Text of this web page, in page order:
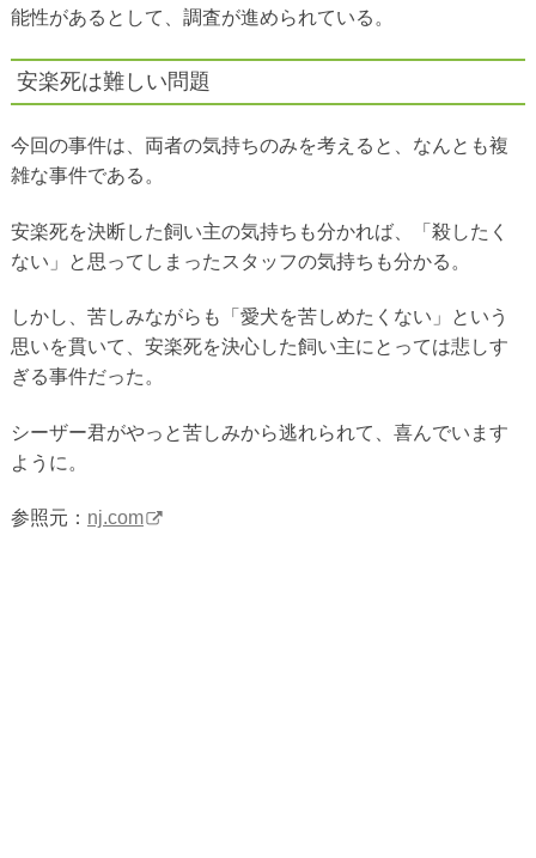
能性があるとして、調査が進められている。
安楽死は難しい問題
今回の事件は、両者の気持ちのみを考えると、なんとも複
雑な事件である。
安楽死を決断した飼い主の気持ちも分かれば、「殺したく
ない」と思ってしまったスタッフの気持ちも分かる。
しかし、苦しみながらも「愛犬を苦しめたくない」という
思いを貫いて、安楽死を決心した飼い主にとっては悲しす
ぎる事件だった。
シーザー君がやっと苦しみから逃れられて、喜んでいます
ように。
参照元： nj.com